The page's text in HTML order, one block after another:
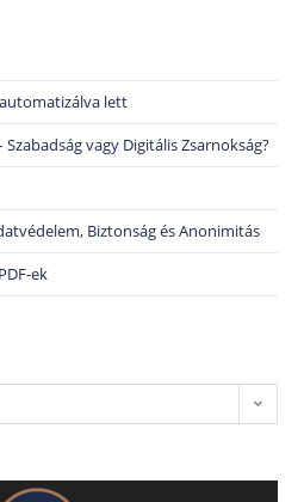
lett
Szabadság vagy Digitális Zsarnokság?
Biztonság és Anonimitás
ek